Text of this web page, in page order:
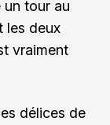
un tour au
les deux
vraiment
délices de